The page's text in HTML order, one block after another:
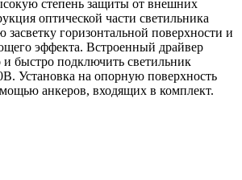
степень защиты от внешних
оптической части светильника
засветку горизонтальной поверхности и
эффекта. Встроенный драйвер
и быстро подключить светильник
Установка на опорную поверхность
анкеров, входящих в комплект.